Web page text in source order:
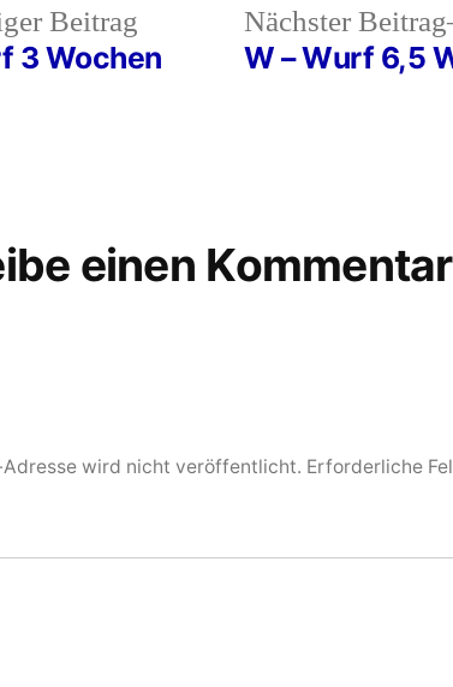
Beitrag Vorheriger
Beitrag:
3 Wochen
Nächster Beitrag
W – Wurf 6,5
einen Kommentar
Adresse wird nicht veröffentlicht. Erforderliche